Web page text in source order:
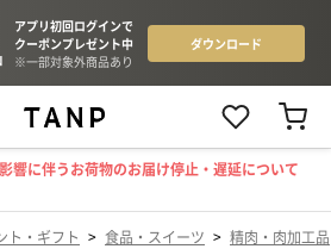
響に伴うお荷物のお届け停止・遅延について
ト・ギフト > 食品・スイーツ > 精肉・肉加工品